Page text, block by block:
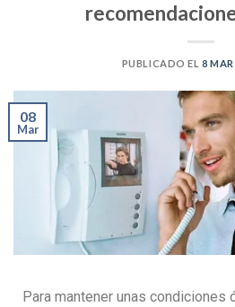
PUBLICADO EL 8
08
Mar
Para mantener unas condiciones